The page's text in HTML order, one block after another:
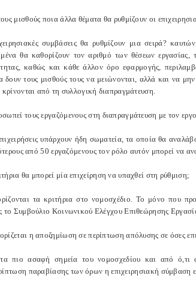
μισθούς ποια άλλα θέματα θα ρυθμίζουν οι
συμβάσεις θα ρυθμίζουν μια σειρά?
θα καθορίζουν τον αριθμό των θέσεων εργασίας,
καθώς και κάθε άλλον όρο εφαρμογής,
δουν τους μισθούς τους να μειώνονται, αλλά και να
από τη συλλογική διαπραγμάτευση.
τους εργαζόμενους στη διαπραγμάτευση με τον
υπάρχουν ήδη σωματεία, τα οποία θα
από 50 εργαζόμενους τον ρόλο αυτόν μπορεί να
θα μπορεί μία επιχείρηση να υπαχθεί στη ρύθμιση;
τα κριτήρια στο νομοσχέδιο. Το μόνο που
το Συμβούλιο Κοινωνικού Ελέγχου Επιθεώρησης
η αποζημίωση σε περίπτωση απόλυσης σε όσες
πιο ασαφή σημεία του νομοσχεδίου και από ό,τι
παραβίασης των όρων η επιχειρησιακή σύμβαση